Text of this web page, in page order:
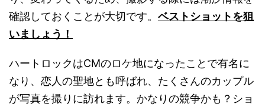
確認しておくことが大切です。 ベストショットを狙
いましょう！
ハートロックはCMのロケ地になったことで有名に
なり、 恋人の聖地とも呼ばれ、 たくさんのカップル
が写真を撮りに訪れます。かなりの競争かも？ショ